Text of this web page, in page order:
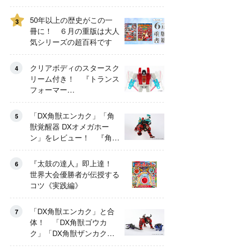
3
50年以上の歴史がこの一
冊に！ ６月の重版は大人
気シリーズの超百科です
4
クリアボディのスタースク
リーム付き！ 『トランス
フォーマー
FANBOOK2026』2026年
７月31日発売！
5
「DX角獣エンカク」「角
獣覚醒器 DXオメガホー
ン」をレビュー！ 『角醒
ハンター オメガホーン』
の玩具展開がスタート！
6
『太鼓の達人』即上達！
世界大会優勝者が伝授する
コツ《実践編》
7
「DX角獣エンカク」と合
体！ 「DX角獣ゴウカ
ク」「DX角獣ザンカク」
をレビュー！